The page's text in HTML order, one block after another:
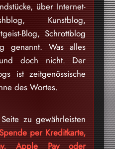
über Internet-
Kunstblog,
Blog, Schrottblog
genannt. Was alles
doch nicht. Der
ist zeitgenössische
des Wortes.
zu gewährleisten
per Kreditkarte,
Apple Pay oder